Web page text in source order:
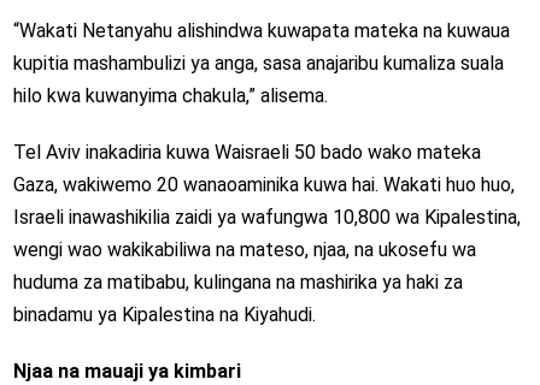
“Wakati Netanyahu alishindwa kuwapata mateka na kuwaua
kupitia mashambulizi ya anga, sasa anajaribu kumaliza suala
hilo kwa kuwanyima chakula,” alisema.
Tel Aviv inakadiria kuwa Waisraeli 50 bado wako mateka
Gaza, wakiwemo 20 wanaoaminika kuwa hai. Wakati huo huo,
Israeli inawashikilia zaidi ya wafungwa 10,800 wa Kipalestina,
wengi wao wakikabiliwa na mateso, njaa, na ukosefu wa
huduma za matibabu, kulingana na mashirika ya haki za
binadamu ya Kipalestina na Kiyahudi.
Njaa na mauaji ya kimbari